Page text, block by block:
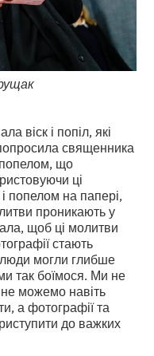
віск і попіл, які
священника
попелом, що
ці
попелом на папері,
проникають у
щоб ці молитви
стають
могли глибше
так боїмося. Ми не
можемо навіть
а фотографії та
до важких